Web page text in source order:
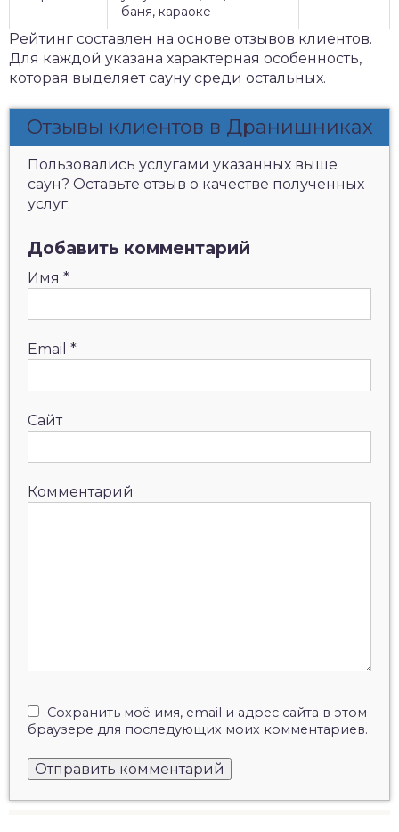
баня, караоке
Рейтинг составлен на основе отзывов клиентов.
Для каждой указана характерная особенность,
которая выделяет сауну среди остальных.
Отзывы клиентов в Дранишниках
Пользовались услугами указанных выше
саун? Оставьте отзыв о качестве полученных
услуг:
Добавить комментарий
Имя *
Email *
Сайт
Комментарий
Сохранить моё имя, email и адрес сайта в этом
браузере для последующих моих комментариев.